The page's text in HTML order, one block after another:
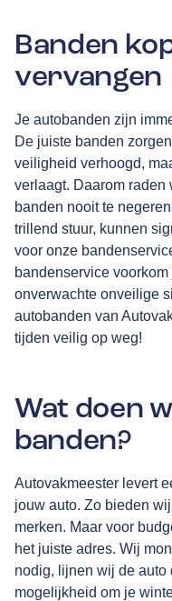
Banden
vervangen
Je autobanden zijn
De juiste banden
veiligheid verhoogd,
verlaagt. Daarom raden
banden nooit te
trillend stuur, kunnen
voor onze
bandenservice
onverwachte onveilige
autobanden van
tijden veilig op weg!
Wat doen
banden?
Autovakmeester levert
jouw auto. Zo bieden
merken. Maar voor
het juiste adres. Wij
nodig, lijnen wij de auto
mogelijkheid om je